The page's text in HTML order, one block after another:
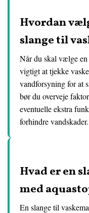
Hvordan
slange til
Når du skal vælge en
vigtigt at tjekke
vandforsyning for at
bør du overveje
eventuelle ekstra
forhindre vandskader.
Hvad er en
med
En slange til